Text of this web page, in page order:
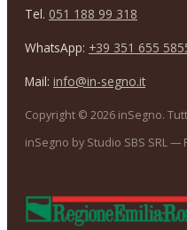
Tel. 051 188 99 318
WhatsApp: +39 351 655
Mail: info@in-segno.it
Copyright © 2026 inSegno.
inSegno by Studio SBS SRL —